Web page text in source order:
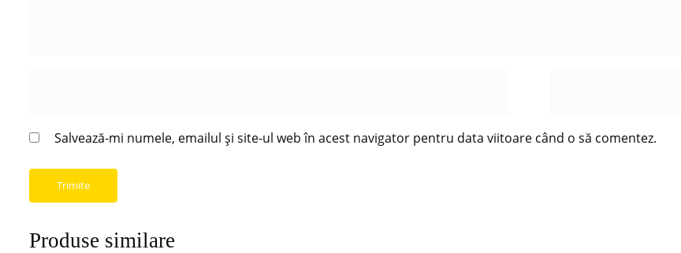
Salvează-mi numele, emailul și site-ul web în acest navigator pentru data viitoare când o să comentez.
Produse similare